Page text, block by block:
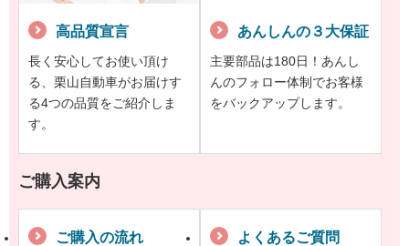
高品質宣言
長く安心してお使い頂け
る、栗山自動車がお届けす
る4つの品質をご紹介しま
す。
あんしんの３大保証
主要部品は180日！あんし
んのフォロー体制でお客様
をバックアップします。
ご購入案内
ご購入の流れ よくあるご質問